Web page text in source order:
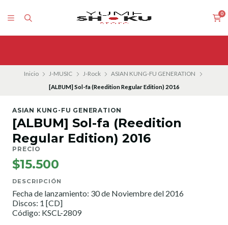
0
Inicio J-MUSIC J-Rock
ASIAN KUNG-FU GENERATION
[ALBUM] Sol-fa (Reedition Regular Edition) 2016
ASIAN KUNG-FU GENERATION
[ALBUM] Sol-fa (Reedition
Regular Edition) 2016
PRECIO
$15.500
DESCRIPCIÓN
Fecha de lanzamiento: 30 de Noviembre del 2016
Discos: 1 [CD]
Código: KSCL-2809